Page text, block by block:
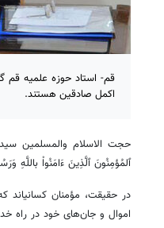
قم- استاد حوزه علمیه قم
اکمل صادقین هستند.
حجت الاسلام والمسلمین سید احمد میرعمادی با
ٱلمُؤمِنُونَ ٱلَّذِینَ ءَامَنُواْ باللَّهِ
در حقیقت، مؤمنان کسانیاند
اموال و جان‌های خود در راه